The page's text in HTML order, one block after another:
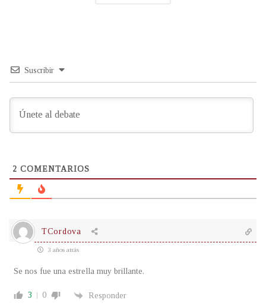
Suscribir
2 COMENTARIOS
TCordova
3 años atrás
Se nos fue una estrella muy brillante.
3 0 Responder